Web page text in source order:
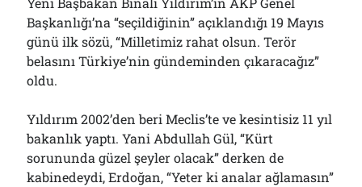
PKK Yasası 15 Ağustos’a mı Yetiştirilecek?!
10/08/2026
Asırlık Devlete Bir Haftada Yeni Gömlek Biçilecek Öyle mi?!..
09/08/2026
Gazi’den Milletvekillerine Kurşun Gibi Sözler!..
07/08/2026
05/08/2026
15 Temmuz Soruları… Nasuh Mahruki’nin “Suçu”!..
03/08/2026
Başkanlığı’na “seçildiğinin” açıklandığı 19 Mayıs
günü ilk sözü, “Milletimiz rahat olsun. Terör
belasını Türkiye’nin gündeminden çıkaracağız”
oldu.
Yıldırım 2002’den beri Meclis’te ve kesintisiz 11 yıl
bakanlık yaptı. Yani Abdullah Gül, “Kürt
sorununda güzel şeyler olacak” derken de
kabinedeydi, Erdoğan, “Yeter ki analar ağlamasın”